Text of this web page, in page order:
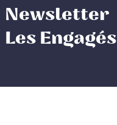
Newsletter
Les Engagés